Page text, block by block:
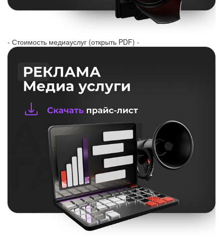
- Стоимость медиауслуг (открыть PDF) -